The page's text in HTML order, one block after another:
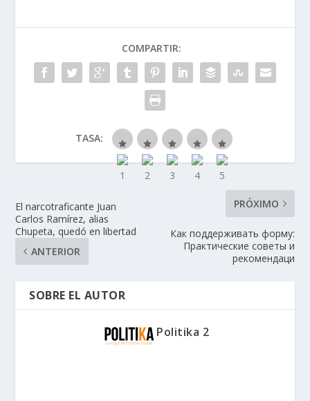
COMPARTIR:
TASA:
El narcotraficante Juan
Carlos Ramírez, alias
Chupeta, quedó en libertad
ANTERIOR
PRÓXIMO
Как поддерживать форму:
Практические советы и
рекомендаци
SOBRE EL AUTOR
Politika 2